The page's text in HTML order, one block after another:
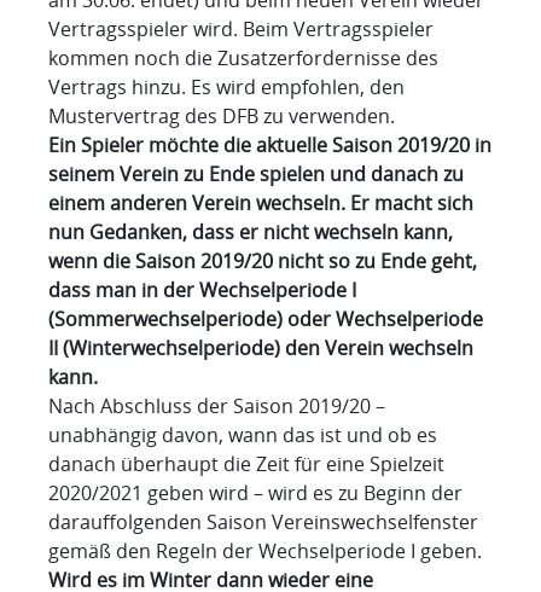
Vertragsspieler wird. Beim Vertragsspieler
kommen noch die Zusatzerfordernisse des
Vertrags hinzu. Es wird empfohlen, den
Mustervertrag des DFB zu verwenden.
Ein Spieler möchte die aktuelle Saison 2019/20 in
seinem Verein zu Ende spielen und danach zu
einem anderen Verein wechseln. Er macht sich
nun Gedanken, dass er nicht wechseln kann,
wenn die Saison 2019/20 nicht so zu Ende geht,
dass man in der Wechselperiode I
(Sommerwechselperiode) oder Wechselperiode
II (Winterwechselperiode) den Verein wechseln
kann.
Nach Abschluss der Saison 2019/20 –
unabhängig davon, wann das ist und ob es
danach überhaupt die Zeit für eine Spielzeit
2020/2021 geben wird – wird es zu Beginn der
darauffolgenden Saison Vereinswechselfenster
gemäß den Regeln der Wechselperiode I geben.
Wird es im Winter dann wieder eine